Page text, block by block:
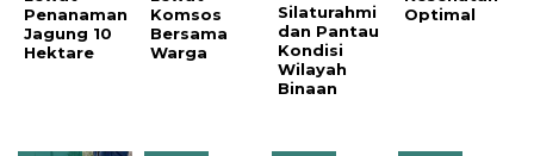
Penanaman
Jagung 10
Hektare
Komsos
Bersama
Warga
Silaturahmi
dan Pantau
Kondisi
Wilayah
Binaan
Optimal